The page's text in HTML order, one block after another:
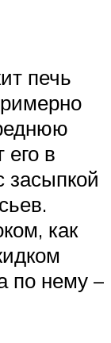
печь
в
засыпкой
как
по нему –